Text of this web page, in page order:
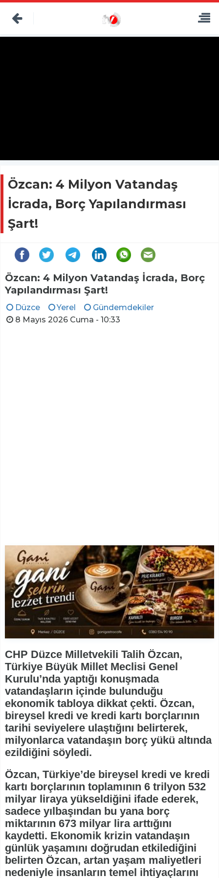
Özcan: 4 Milyon Vatandaş
İcrada, Borç Yapılandırması
Şart!
Özcan: 4 Milyon Vatandaş İcrada, Borç
Yapılandırması Şart!
Düzce Yerel
Gündemdekiler
8 Mayıs 2026 Cuma - 10:33
CHP Düzce Milletvekili Talih Özcan,
Türkiye Büyük Millet Meclisi Genel
Kurulu’nda yaptığı konuşmada
vatandaşların içinde bulunduğu
ekonomik tabloya dikkat çekti. Özcan,
bireysel kredi ve kredi kartı borçlarının
tarihi seviyelere ulaştığını belirterek,
milyonlarca vatandaşın borç yükü altında
ezildiğini söyledi.
Özcan, Türkiye’de bireysel kredi ve kredi
kartı borçlarının toplamının 6 trilyon 532
milyar liraya yükseldiğini ifade ederek,
sadece yılbaşından bu yana borç
miktarının 673 milyar lira arttığını
kaydetti. Ekonomik krizin vatandaşın
günlük yaşamını doğrudan etkilediğini
belirten Özcan, artan yaşam maliyetleri
nedeniyle insanların temel ihtiyaçlarını